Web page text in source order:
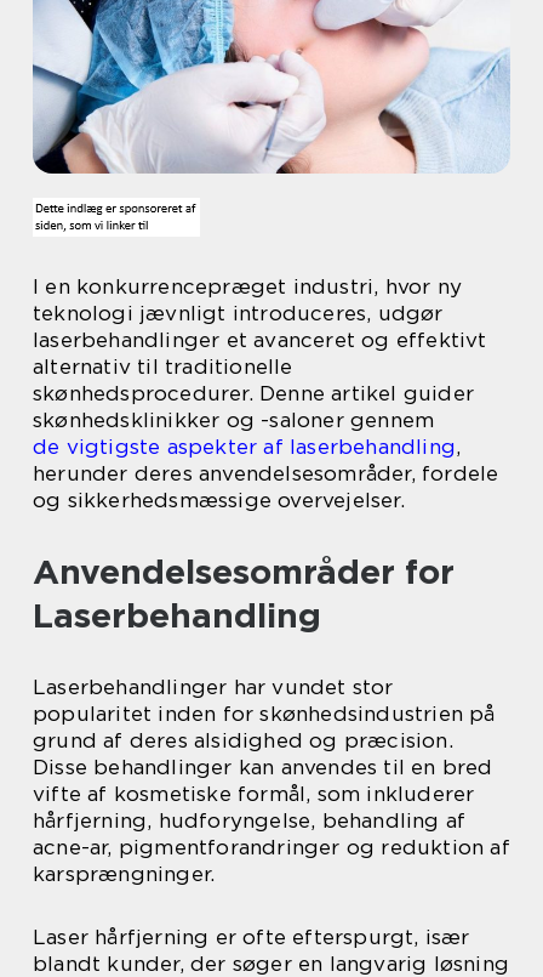
I en konkurrencepræget industri, hvor ny
teknologi jævnligt introduceres, udgør
laserbehandlinger et avanceret og effektivt
alternativ til traditionelle
skønhedsprocedurer. Denne artikel guider
skønhedsklinikker og -saloner gennem
de vigtigste aspekter af laserbehandling,
herunder deres anvendelsesområder, fordele
og sikkerhedsmæssige overvejelser.
Anvendelsesområder for
Laserbehandling
Laserbehandlinger har vundet stor
popularitet inden for skønhedsindustrien på
grund af deres alsidighed og præcision.
Disse behandlinger kan anvendes til en bred
vifte af kosmetiske formål, som inkluderer
hårfjerning, hudforyngelse, behandling af
acne-ar, pigmentforandringer og reduktion af
karsprængninger.
Laser hårfjerning er ofte efterspurgt, især
blandt kunder, der søger en langvarig løsning